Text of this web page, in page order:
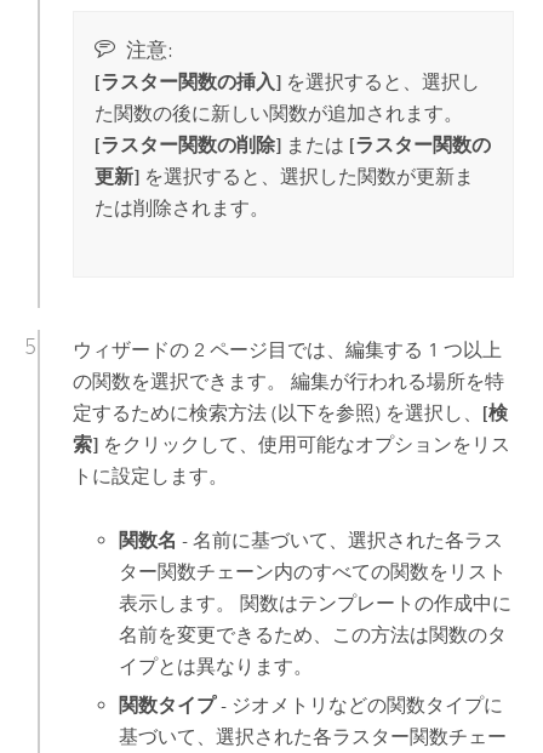
注意:
[ラスター関数の挿入]を選択すると、選択し
た関数の後に新しい関数が追加されます。
[ラスター関数の削除]または [ラスター関数の
更新]を選択すると、選択した関数が更新ま
たは削除されます。
ウィザードの 2 ページ目では、編集する 1 つ以上
の関数を選択できます。 編集が行われる場所を特
定するために検索方法 (以下を参照) を選択し、 [検
索]をクリックして、使用可能なオプションをリス
トに設定します。
関数名 - 名前に基づいて、選択された各ラス
ター関数チェーン内のすべての関数をリスト
表示します。 関数はテンプレートの作成中に
名前を変更できるため、この方法は関数のタ
イプとは異なります。
関数タイプ- ジオメトリなどの関数タイプに
基づいて、選択された各ラスター関数チェー